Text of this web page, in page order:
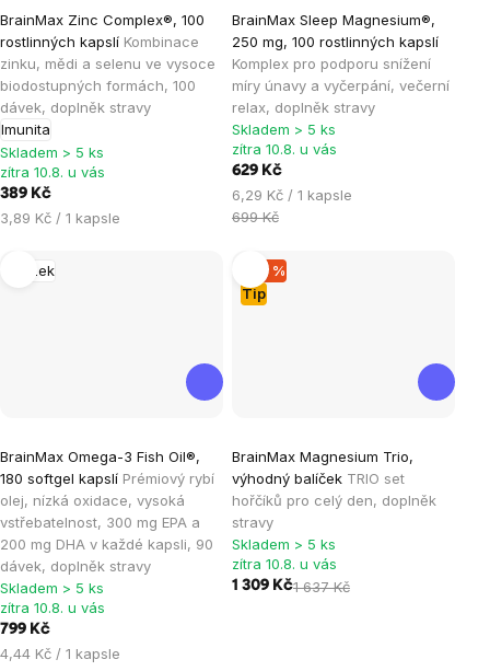
BrainMax Zinc Complex®, 100
rostlinných kapslí Kombinace
zinku, mědi a selenu ve vysoce
biodostupných formách, 100
dávek, doplněk stravy
Imunita
hodnocení
produktu
je
4,9
z
5
hvězdiček.
Skladem > 5 ks
zítra 10.8. u vás
389 Kč
Měrná
3,89 Kč / 1 kapsle
BrainMax Sleep Magnesium®,
250 mg, 100 rostlinných kapslí
Komplex pro podporu snížení
míry únavy a vyčerpání, večerní
relax, doplněk stravy
hodnocení
produktu
je
4,8
z
5
hvězdiček.
Skladem > 5 ks
zítra 10.8. u vás
629 Kč
Měrná
cena:
6,29 Kč / 1 kapsle
699 Kč
Mozek
BrainMax Omega-3 Fish Oil®,
180 softgel kapslí Prémiový rybí
olej, nízká oxidace, vysoká
vstřebatelnost, 300 mg EPA a
200 mg DHA v každé kapsli, 90
dávek, doplněk stravy
hodnocení
produktu
je
4,9
z
5
hvězdiček.
Skladem > 5 ks
zítra 10.8. u vás
799 Kč
Měrná
4,44 Kč / 1 kapsle
Tip
–20 %
BrainMax Magnesium Trio,
výhodný balíček TRIO set
hořčíků pro celý den, doplněk
stravy
hodnocení
produktu
je
5,0
z
Skladem > 5 ks
zítra 10.8. u vás
1 309 Kč1 637 Kč